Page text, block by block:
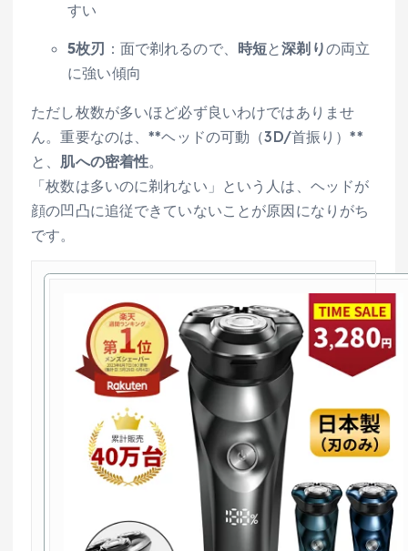
すい
5枚刃 ：面で剃れるので、 時短と深剃りの両立
に強い傾向
ただし枚数が多いほど必ず良いわけではありませ
ん。重要なのは、**ヘッドの可動（3D/首振り）**
と、 肌への密着性。
「枚数は多いのに剃れない」という人は、ヘッドが
顔の凹凸に追従できていないことが原因になりがち
です。